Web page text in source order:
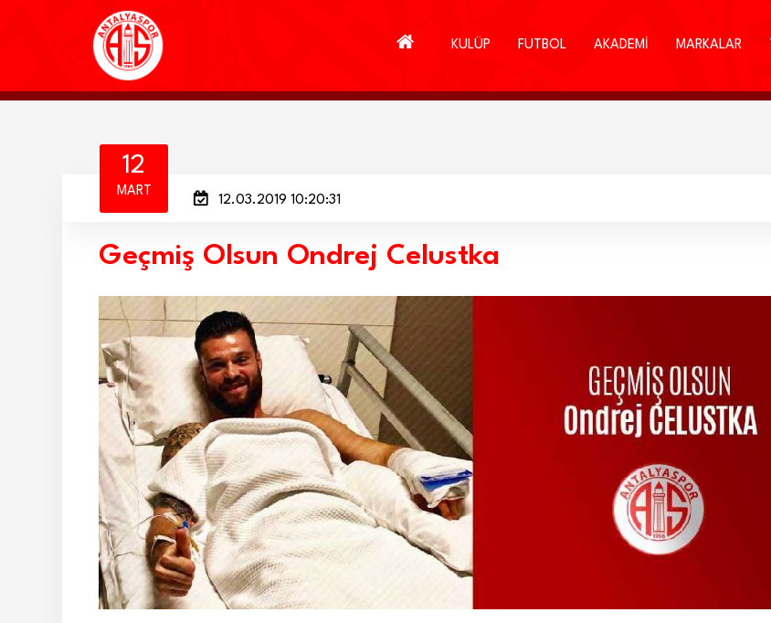
KULÜP FUTBOL AKADEMİ MARKALAR
12
MART
12.03.2019 10:20:31
Geçmiş Olsun Ondrej Celustka